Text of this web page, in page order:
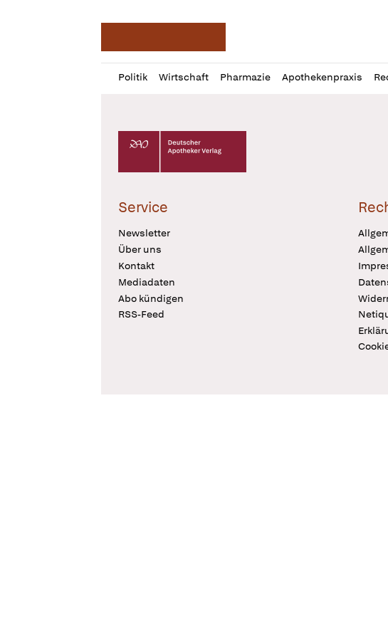
Politik Wirtschaft Pharmazie Apothekenpraxis
Profil
öffnen
Daz
Pur
Deutscher Apotheker Verlag Logo
Service
Newsletter
Über uns
Kontakt
Mediadaten
Abo kündigen
RSS-Feed